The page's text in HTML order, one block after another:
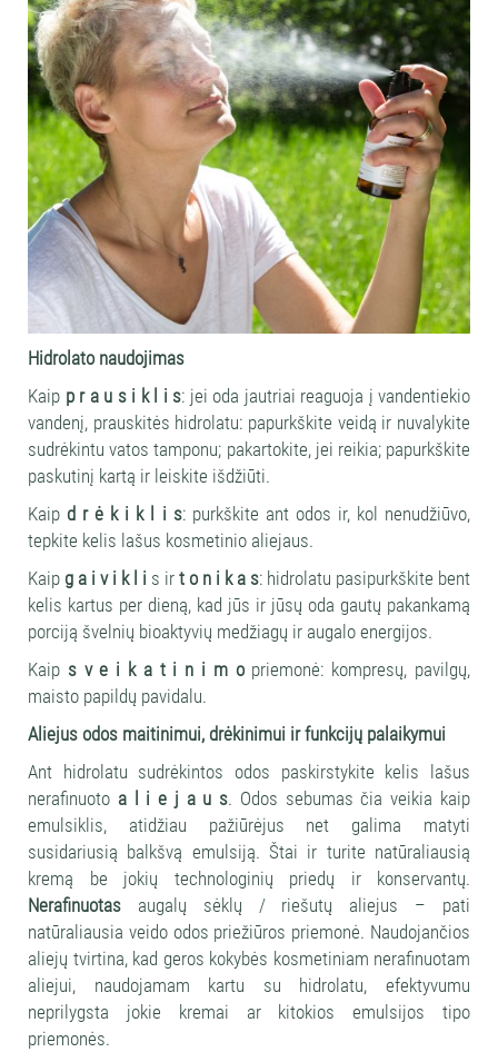
Hidrolato naudojimas
Kaip p r a u s i k l i s: jei oda jautriai reaguoja į vandentiekio
vandenį, prauskitės hidrolatu: papurkškite veidą ir nuvalykite
sudrėkintu vatos tamponu; pakartokite, jei reikia; papurkškite
paskutinį kartą ir leiskite išdžiūti.
Kaip d r ė k i k l i s: purkškite ant odos ir, kol nenudžiūvo,
tepkite kelis lašus kosmetinio aliejaus.
Kaip g a i v i k l i s ir t o n i k a s: hidrolatu pasipurkškite bent
kelis kartus per dieną, kad jūs ir jūsų oda gautų pakankamą
porciją švelnių bioaktyvių medžiagų ir augalo energijos.
Kaip s v e i k a t i n i m opriemonė: kompresų, pavilgų,
maisto papildų pavidalu.
Aliejus odos maitinimui, drėkinimui ir funkcijų palaikymui
Ant hidrolatu sudrėkintos odos paskirstykite kelis lašus
nerafinuoto a l i e j a u s. Odos sebumas čia veikia kaip
emulsiklis, atidžiau pažiūrėjus net galima matyti
susidariusią balkšvą emulsiją. Štai ir turite natūraliausią
kremą be jokių technologinių priedų ir konservantų.
Nerafinuotas augalų sėklų / riešutų aliejus – pati
natūraliausia veido odos priežiūros priemonė. Naudojančios
aliejų tvirtina, kad geros kokybės kosmetiniam nerafinuotam
aliejui, naudojamam kartu su hidrolatu, efektyvumu
neprilygsta jokie kremai ar kitokios emulsijos tipo
priemonės.